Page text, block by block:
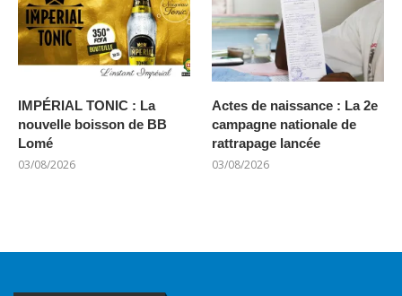
IMPÉRIAL TONIC : La
nouvelle boisson de BB
Lomé
03/08/2026
Actes de naissance : La 2e
campagne nationale de
rattrapage lancée
03/08/2026